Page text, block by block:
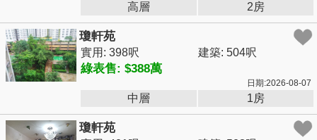
高層 2房
瓊軒苑
實用: 398呎 建築: 504呎
綠表售: $388萬
日期:2026-08-07
中層 1房
瓊軒苑